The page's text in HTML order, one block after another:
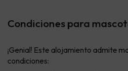
Condiciones para
¡Genial! Este alojamiento admite
condiciones: